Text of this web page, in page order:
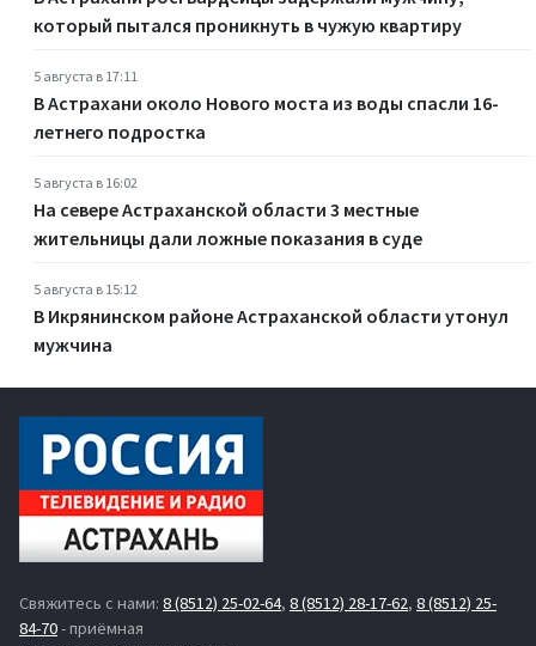
который пытался проникнуть в чужую квартиру
5 августа в 17:11
В Астрахани около Нового моста из воды спасли 16-
летнего подростка
5 августа в 16:02
На севере Астраханской области 3 местные
жительницы дали ложные показания в суде
5 августа в 15:12
В Икрянинском районе Астраханской области утонул
мужчина
Свяжитесь с нами: 8 (8512) 25-02-64, 8 (8512) 28-17-62, 8 (8512) 25-
84-70- приёмная